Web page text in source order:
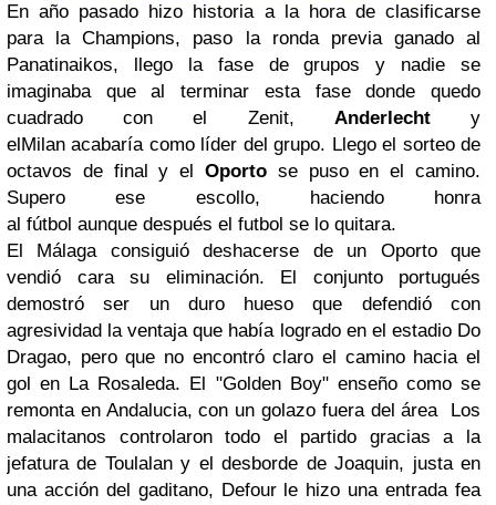
En año pasado hizo historia a la hora de clasificarse
para la Champions, paso la ronda previa ganado al
Panatinaikos, llego la fase de grupos y nadie se
imaginaba que al terminar esta fase donde quedo
cuadrado con el Zenit, Anderlechty
elMilan acabaría como líder del grupo. Llego el sorteo de
octavos de final y el Oporto se puso en el camino.
Supero ese escollo, haciendo honra
al fútbol aunque después el futbol se lo quitara.
El Málaga consiguió deshacerse de un Oporto que
vendió cara su eliminación. El conjunto portugués
demostró ser un duro hueso que defendió con
agresividad la ventaja que había logrado en el estadio Do
Dragao, pero que no encontró claro el camino hacia el
gol en La Rosaleda. El "Golden Boy" enseño como se
remonta en Andalucia, con un golazo fuera del área Los
malacitanos controlaron todo el partido gracias a la
jefatura de Toulalan y el desborde de Joaquin, justa en
una acción del gaditano, Defour le hizo una entrada fea